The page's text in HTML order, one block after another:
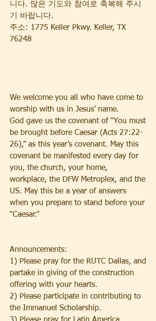
니다. 많은 기도와 참여로 축복해 주시
기 바랍니다.
주소: 1775 Keller Pkwy. Keller, TX
76248
We welcome you all who have come to
worship with us in Jesus’ name.
God gave us the covenant of “You must
be brought before Caesar (Acts 27:22-
26),” as this year’s covenant. May this
covenant be manifested every day for
you, the church, your home,
workplace, the DFW Metroplex, and the
US. May this be a year of answers
when you prepare to stand before your
“Caesar.”
Announcements:
1) Please pray for the RUTC Dallas, and
partake in giving of the construction
offering with your hearts.
2) Please participate in contributing to
the Immanuel Scholarship.